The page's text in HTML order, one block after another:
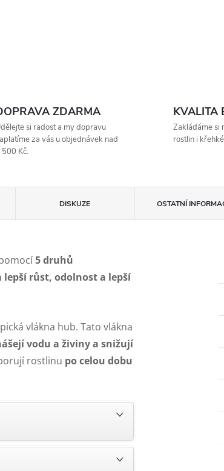
ZDARMA
si radost a my dopravu
za vás u objednávek nad
500 Kč.
KVALITA
Zakládáme si
rostlin i
DISKUZE OSTATNÍ
5 druhů
růst, odolnost a lepší
vlákna hub. Tato vlákna
vodu a živiny a snižují
rostlinu po celou dobu